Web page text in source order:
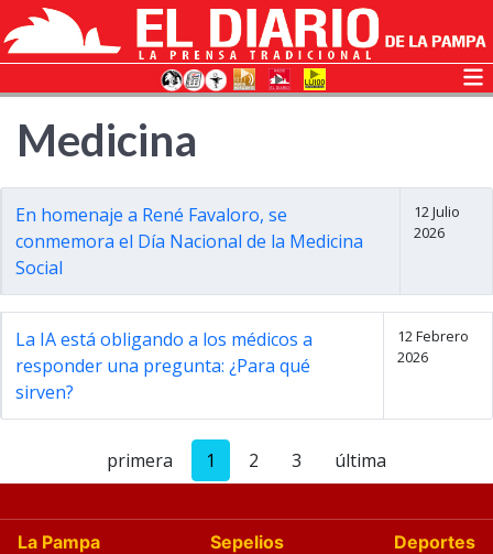
Medicina
En homenaje a René Favaloro, se
conmemora el Día Nacional de la Medicina
Social
12 Julio
2026
La IA está obligando a los médicos a
responder una pregunta: ¿Para qué
sirven?
12 Febrero
2026
primera 1 2 3 última
La Pampa Sepelios
Deportes